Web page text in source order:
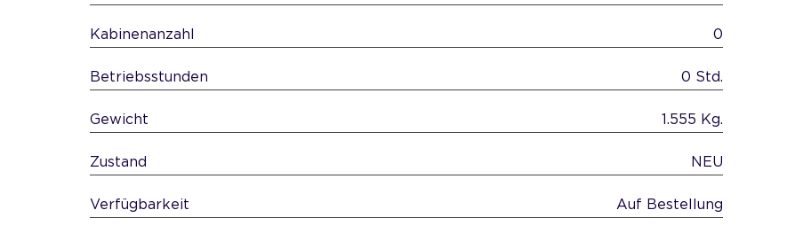
Kabinenanzahl 0
Betriebsstunden 0 Std.
Gewicht 1.555 Kg.
Zustand NEU
Verfügbarkeit Auf Bestellung